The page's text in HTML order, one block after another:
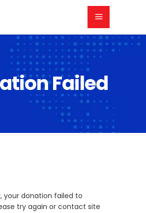
Failed
your donation failed to
try again or contact site